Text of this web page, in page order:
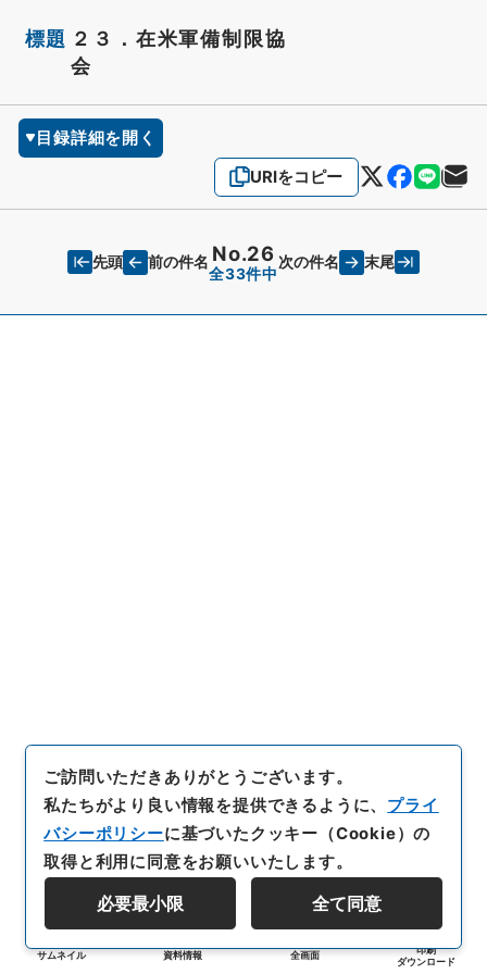
標題 ２３．在米軍備制限協
会
目録詳細を開く
URIをコピー
先頭 前の件名 No.26
全33件中
次の件名 末尾
サムネイル 資料情報 全画面
印刷
ダウンロード
ご訪問いただきありがとうございます。
私たちがより良い情報を提供できるように、 プライ
バシーポリシーに基づいたクッキー（Cookie）の
取得と利用に同意をお願いいたします。
必要最小限 全て同意